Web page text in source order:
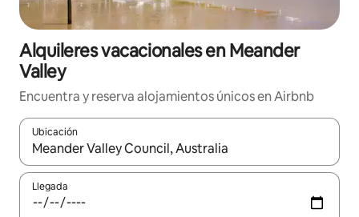
Alquileres vacacionales en Meander
Valley
Encuentra y reserva alojamientos únicos en Airbnb
Ubicación
Cuando los resultados estén disponibles, navega con las
Llegada